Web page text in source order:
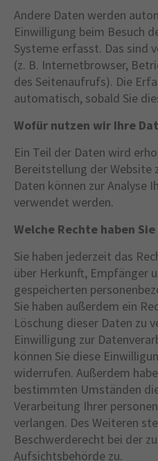
Aenean commodo ligula
massa. Cum sociis
dis parturient montes,
Donec quam felis,
Andere Daten werden
Einwilligung beim Besuch
Systeme erfasst. Das sind
(z. B. Internetbrowser,
des Seitenaufrufs). Die
automatisch, sobald Sie
Wofür nutzen wir Ihre
Ein Teil der Daten wird
Bereitstellung der Website
Daten können zur Analyse
verwendet werden.
Welche Rechte haben
Sie haben jederzeit das
über Herkunft, Empfänger
gespeicherten
Sie haben außerdem ein
Löschung dieser Daten zu
Einwilligung zur
können Sie diese
widerrufen. Außerdem
bestimmten Umständen
Verarbeitung Ihrer
verlangen. Des Weiteren
Beschwerderecht bei der
Aufsichtsbehörde zu.